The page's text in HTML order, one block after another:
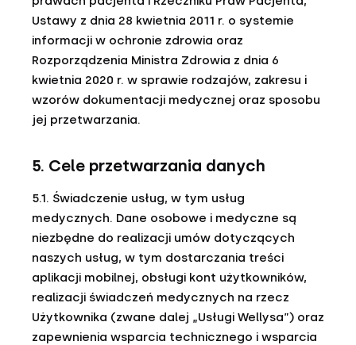
Ustawy z dnia 28 kwietnia 2011 r. o systemie
informacji w ochronie zdrowia oraz
Rozporządzenia Ministra Zdrowia z dnia 6
kwietnia 2020 r. w sprawie rodzajów, zakresu i
wzorów dokumentacji medycznej oraz sposobu
jej przetwarzania.
5. Cele przetwarzania danych
5.1. Świadczenie usług, w tym usług
medycznych. Dane osobowe i medyczne są
niezbędne do realizacji umów dotyczących
naszych usług, w tym dostarczania treści
aplikacji mobilnej, obsługi kont użytkowników,
realizacji świadczeń medycznych na rzecz
Użytkownika (zwane dalej „Usługi Wellysa”) oraz
zapewnienia wsparcia technicznego i wsparcia